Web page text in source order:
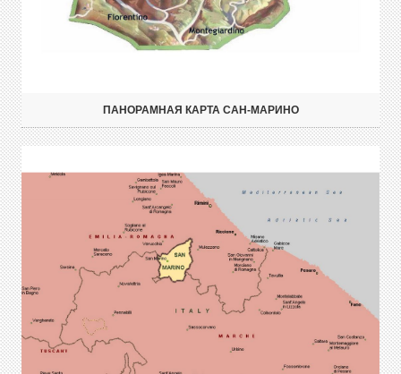
ПАНОРАМНАЯ КАРТА САН-МАРИНО